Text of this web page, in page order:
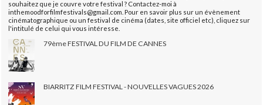
souhaitez que je couvre votre festival ? Contactez-moi à
inthemoodforfilmfestivals@gmail.com. Pour en savoir plus sur un évènement
cinématographique ou un festival de cinéma (dates, site officiel etc), cliquez sur
l'intitulé de celui qui vous intéresse.
79ème FESTIVAL DU FILM DE CANNES
BIARRITZ FILM FESTIVAL - NOUVELLES VAGUES 2026